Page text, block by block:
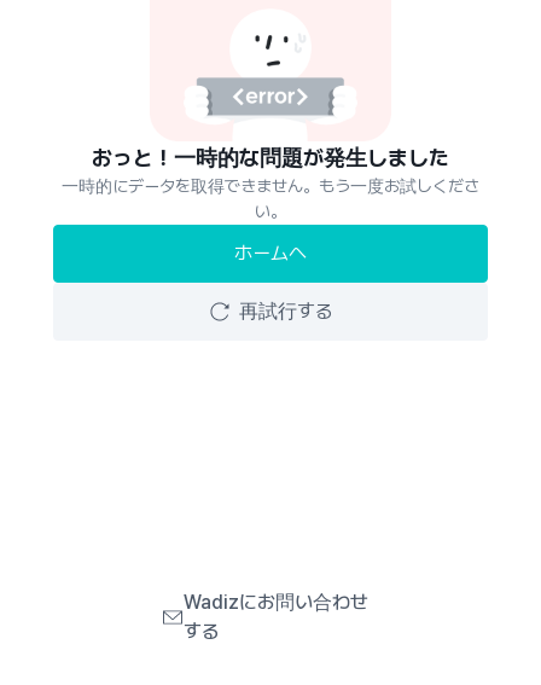
おっと！一時的な問題が発生しました
一時的にデータを取得できません。もう一度お試しくださ
い。
ホームへ
再試行する
Wadizにお問い合わせ
する